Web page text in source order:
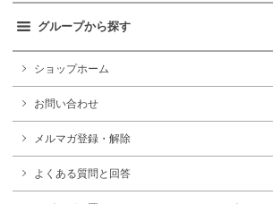
グループから探す
ショップホーム
お問い合わせ
メルマガ登録・解除
よくある質問と回答